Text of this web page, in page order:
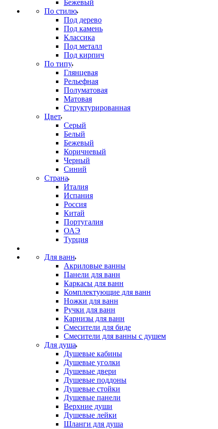
Бежевый
По стилю
Под дерево
Под камень
Классика
Под металл
Под кирпич
По типу
Глянцевая
Рельефная
Полуматовая
Матовая
Структурированная
Цвет
Серый
Белый
Бежевый
Коричневый
Черный
Синий
Страна
Италия
Испания
Россия
Китай
Португалия
ОАЭ
Турция
Для ванн
Акриловые ванны
Панели для ванн
Каркасы для ванн
Комплектующие для ванн
Ножки для ванн
Ручки для ванн
Карнизы для ванн
Смесители для биде
Смесители для ванны с душем
Для душа
Душевые кабины
Душевые уголки
Душевые двери
Душевые поддоны
Душевые стойки
Душевые панели
Верхние души
Душевые лейки
Шланги для душа